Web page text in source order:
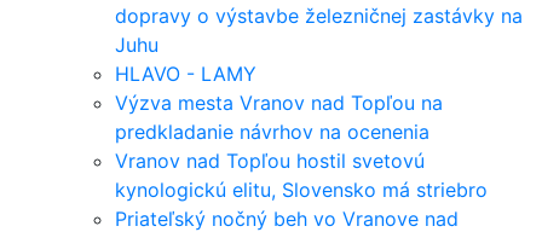
dopravy o výstavbe železničnej zastávky na
Juhu
HLAVO - LAMY
Výzva mesta Vranov nad Topľou na
predkladanie návrhov na ocenenia
Vranov nad Topľou hostil svetovú
kynologickú elitu, Slovensko má striebro
Priateľský nočný beh vo Vranove nad